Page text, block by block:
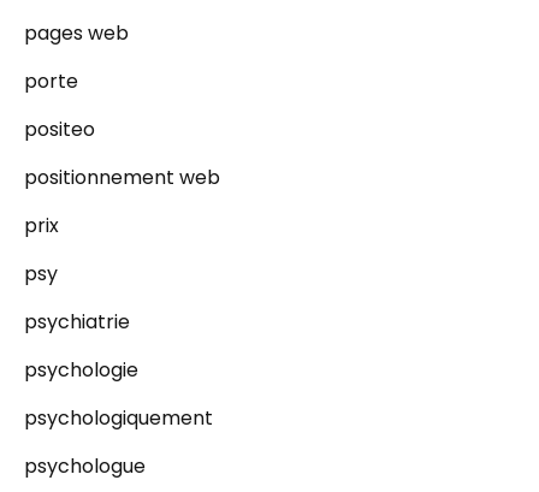
pages web
porte
positeo
positionnement web
prix
psy
psychiatrie
psychologie
psychologiquement
psychologue